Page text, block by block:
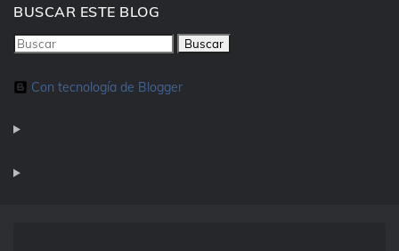
BUSCAR ESTE BLOG
Con tecnología de Blogger